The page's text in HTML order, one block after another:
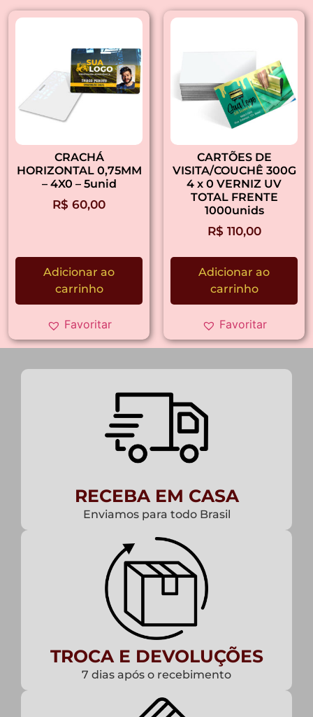
CRACHÁ
HORIZONTAL 0,75MM
– 4X0 – 5unid
R$ 60,00
Adicionar ao
carrinho
Favoritar
CARTÕES DE
VISITA/COUCHÊ 300G
4 x 0 VERNIZ UV
TOTAL FRENTE
1000unids
R$ 110,00
Adicionar ao
carrinho
Favoritar
RECEBA EM CASA
Enviamos para todo Brasil
TROCA E DEVOLUÇÕES
7 dias após o recebimento